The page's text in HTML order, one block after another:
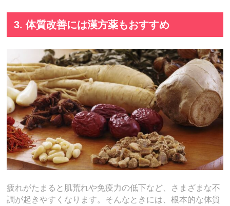
3. 体質改善には漢方薬もおすすめ
疲れがたまると肌荒れや免疫力の低下など、さまざまな不
調が起きやすくなります。そんなときには、根本的な体質